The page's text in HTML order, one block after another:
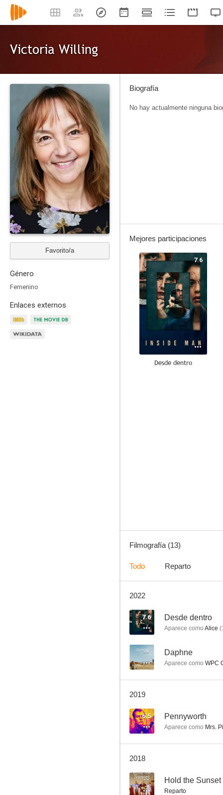
Victoria Willing
Favorito/a
Género
Femenino
Enlaces externos
Biografía
No hay actualmente ninguna
Mejores participaciones
7.6
Desde dentro
Hold the Sunset
--
Filmografía (13)
Todo Reparto
2022
7.6 Desde dentro
Aparece como Alice (
-- Daphne
Aparece como WPC
2019
6.5 Pennyworth
Aparece como Mrs.
2018
-- Hold the Sunset
Reparto